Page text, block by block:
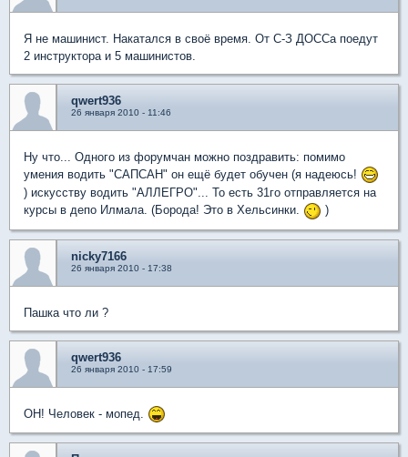
Я не машинист. Накатался в своё время. От С-З ДОССа поедут
2 инструктора и 5 машинистов.
qwert936
26 января 2010 - 11:46
Ну что... Одного из форумчан можно поздравить: помимо
умения водить "САПСАН" он ещё будет обучен (я надеюсь!
) искусству водить "АЛЛЕГРО"... То есть 31го отправляется на
курсы в депо Илмала. (Борода! Это в Хельсинки.
)
nicky7166
26 января 2010 - 17:38
Пашка что ли ?
qwert936
26 января 2010 - 17:59
ОН! Человек - мопед.